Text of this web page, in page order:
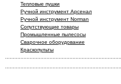
Тепловые пушки
Ручной инструмент Арсенал
Ручной инструмент Norman
Сопутствующие товары
Промышленные пылесосы
Сварочное оборудование
Краскопульты